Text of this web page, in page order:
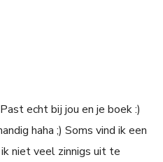
echt bij jou en je boek :)
haha ;) Soms vind ik een
niet veel zinnigs uit te